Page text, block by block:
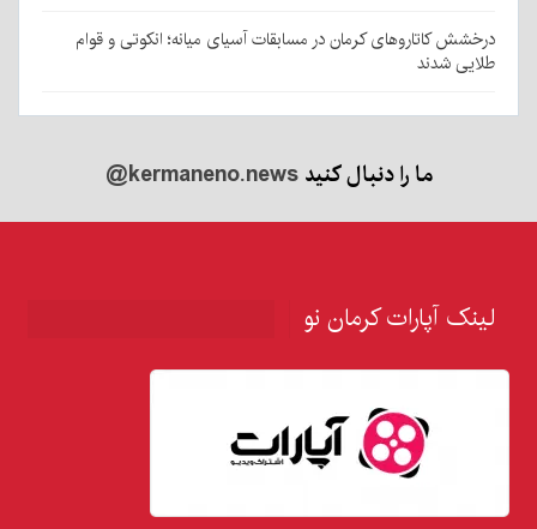
درخشش کاتاروهای کرمان در مسابقات آسیای میانه؛ انکوتی و قوام
طلایی شدند
ما را دنبال کنید@kermaneno.news
لینک آپارات کرمان نو